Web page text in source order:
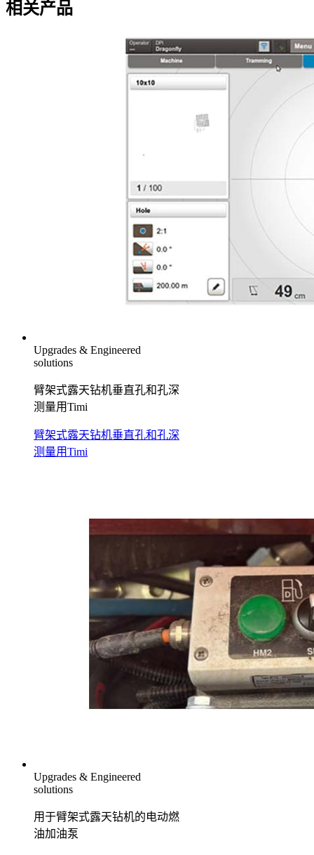
相关产品
Upgrades & Engineered
solutions
臂架式露天钻机垂直孔和孔深
测量用Timi
臂架式露天钻机垂直孔和孔深
测量用Timi
Upgrades & Engineered
solutions
用于臂架式露天钻机的电动燃
油加油泵